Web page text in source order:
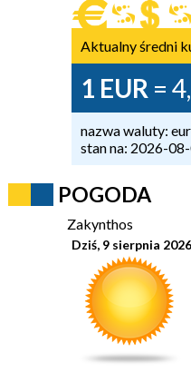
Aktualny średni
1 EUR =
nazwa waluty:
stan na: 2026-
POGODA
Zakynthos
Dziś, 9 sierpnia 2026